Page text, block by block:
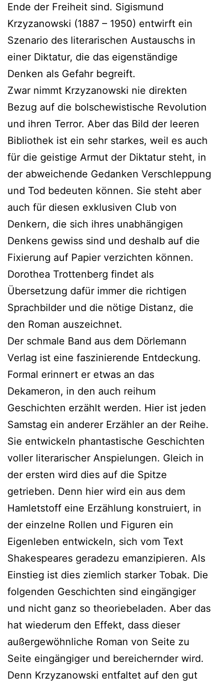
Ende der Freiheit sind. Sigismund
Krzyzanowski (1887 – 1950) entwirft ein
Szenario des literarischen Austauschs in
einer Diktatur, die das eigenständige
Denken als Gefahr begreift.
Zwar nimmt Krzyzanowski nie direkten
Bezug auf die bolschewistische Revolution
und ihren Terror. Aber das Bild der leeren
Bibliothek ist ein sehr starkes, weil es auch
für die geistige Armut der Diktatur steht, in
der abweichende Gedanken Verschleppung
und Tod bedeuten können. Sie steht aber
auch für diesen exklusiven Club von
Denkern, die sich ihres unabhängigen
Denkens gewiss sind und deshalb auf die
Fixierung auf Papier verzichten können.
Dorothea Trottenberg findet als
Übersetzung dafür immer die richtigen
Sprachbilder und die nötige Distanz, die
den Roman auszeichnet.
Der schmale Band aus dem Dörlemann
Verlag ist eine faszinierende Entdeckung.
Formal erinnert er etwas an das
Dekameron, in den auch reihum
Geschichten erzählt werden. Hier ist jeden
Samstag ein anderer Erzähler an der Reihe.
Sie entwickeln phantastische Geschichten
voller literarischer Anspielungen. Gleich in
der ersten wird dies auf die Spitze
getrieben. Denn hier wird ein aus dem
Hamletstoff eine Erzählung konstruiert, in
der einzelne Rollen und Figuren ein
Eigenleben entwickeln, sich vom Text
Shakespeares geradezu emanzipieren. Als
Einstieg ist dies ziemlich starker Tobak. Die
folgenden Geschichten sind eingängiger
und nicht ganz so theoriebeladen. Aber das
hat wiederum den Effekt, dass dieser
außergewöhnliche Roman von Seite zu
Seite eingängiger und bereichernder wird.
Denn Krzyzanowski entfaltet auf den gut